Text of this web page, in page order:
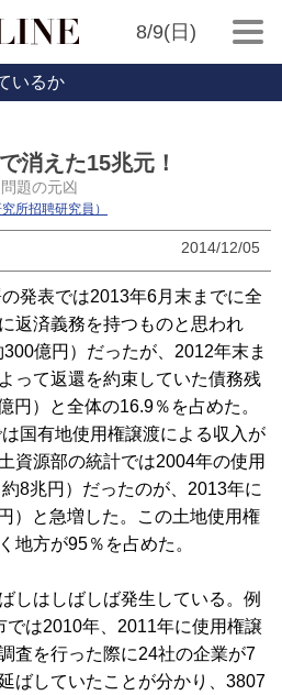
8/9(日)
いるか
消えた15兆元！
題の元凶
所招聘研究員）
2014/12/05
発表では2013年6月末までに全
返済義務を持つものと思われ
億円）だったが、2012年末ま
って返還を約束していた債務残
円）と全体の16.9％を占めた。
国有地使用権譲渡による収入が
資源部の統計では2004年の使用
8兆円）だったのが、2013年に
）と急増した。この土地使用権
地方が95％を占めた。
しはしばしば発生している。例
では2010年、2011年に使用権譲
査を行った際に24社の企業が7
ばしていたことが分かり、3807